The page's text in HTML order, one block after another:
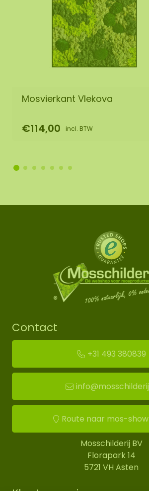
Mosvierkant Vlekova
€114,00 incl. BTW
Contact
+31 493 380839
Route naar mos-
Mosschilderij BV
Florapark 14
5721 VH Asten